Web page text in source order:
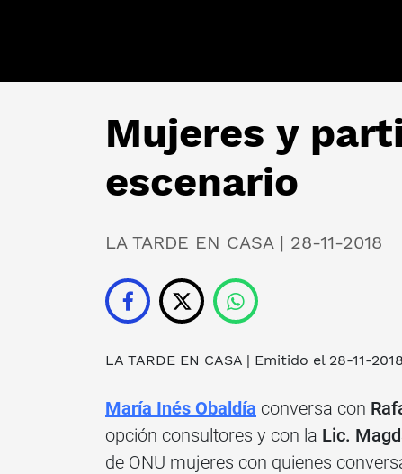
Mujeres y
escenario
LA TARDE EN CASA | 28-11-2018
LA TARDE EN CASA | Emitido el 28-11-2018
María Inés Obaldía conversa con
opción consultores y con la Lic.
de ONU mujeres con quienes